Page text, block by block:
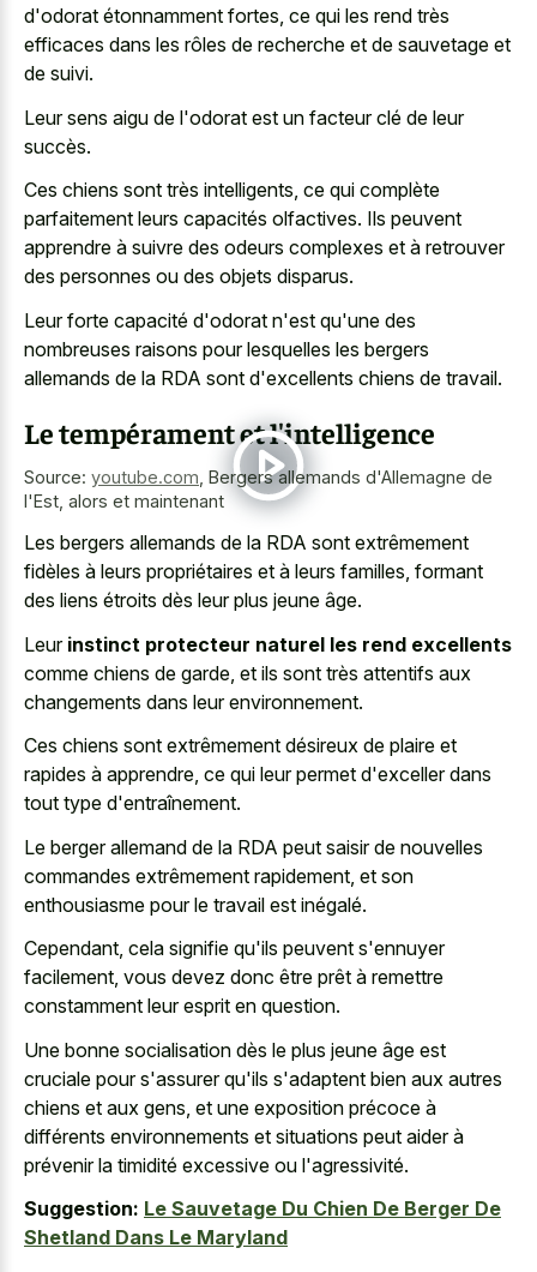
d'odorat étonnamment fortes, ce qui les rend très
efficaces dans les rôles de recherche et de sauvetage et
de suivi.
Leur sens aigu de l'odorat est un facteur clé de leur
succès.
Ces chiens sont très intelligents, ce qui complète
parfaitement leurs capacités olfactives. Ils peuvent
apprendre à suivre des odeurs complexes et à retrouver
des personnes ou des objets disparus.
Leur forte capacité d'odorat n'est qu'une des
nombreuses raisons pour lesquelles les bergers
allemands de la RDA sont d'excellents chiens de travail.
Le tempérament et l'intelligence
Source: youtube.com Bergers allemands d'Allemagne de
l'Est, alors et maintenant
Les bergers allemands de la RDA sont extrêmement
fidèles à leurs propriétaires et à leurs familles, formant
des liens étroits dès leur plus jeune âge.
Leur instinct protecteur naturel les rend excellents
comme chiens de garde, et ils sont très attentifs aux
changements dans leur environnement.
Ces chiens sont extrêmement désireux de plaire et
rapides à apprendre, ce qui leur permet d'exceller dans
tout type d'entraînement.
Le berger allemand de la RDA peut saisir de nouvelles
commandes extrêmement rapidement, et son
enthousiasme pour le travail est inégalé.
Cependant, cela signifie qu'ils peuvent s'ennuyer
facilement, vous devez donc être prêt à remettre
constamment leur esprit en question.
Une bonne socialisation dès le plus jeune âge est
cruciale pour s'assurer qu'ils s'adaptent bien aux autres
chiens et aux gens, et une exposition précoce à
différents environnements et situations peut aider à
prévenir la timidité excessive ou l'agressivité.
Suggestion: Le Sauvetage Du Chien De Berger De
Shetland Dans Le Maryland